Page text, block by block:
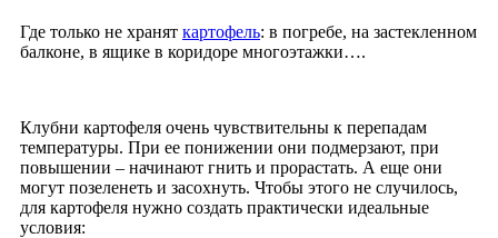
Где только не хранят картофель: в погребе, на застекленном
балконе, в ящике в коридоре многоэтажки….
Клубни картофеля очень чувствительны к перепадам
температуры. При ее понижении они подмерзают, при
повышении – начинают гнить и прорастать. А еще они
могут позеленеть и засохнуть. Чтобы этого не случилось,
для картофеля нужно создать практически идеальные
условия: